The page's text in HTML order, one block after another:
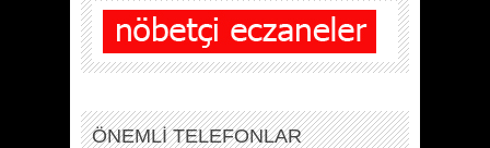
ÖNEMLİ TELEFONLAR